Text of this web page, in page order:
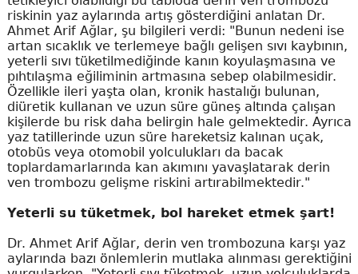
riskinin yaz aylarında artış gösterdiğini anlatan Dr.
Ahmet Arif Ağlar, şu bilgileri verdi: "Bunun nedeni ise
artan sıcaklık ve terlemeye bağlı gelişen sıvı kaybının,
yeterli sıvı tüketilmediğinde kanın koyulaşmasına ve
pıhtılaşma eğiliminin artmasına sebep olabilmesidir.
Özellikle ileri yaşta olan, kronik hastalığı bulunan,
diüretik kullanan ve uzun süre güneş altında çalışan
kişilerde bu risk daha belirgin hale gelmektedir. Ayrıca
yaz tatillerinde uzun süre hareketsiz kalınan uçak,
otobüs veya otomobil yolculukları da bacak
toplardamarlarında kan akımını yavaşlatarak derin
ven trombozu gelişme riskini artırabilmektedir."
Yeterli su tüketmek, bol hareket etmek şart!
Dr. Ahmet Arif Ağlar, derin ven trombozuna karşı yaz
aylarında bazı önlemlerin mutlaka alınması gerektiğini